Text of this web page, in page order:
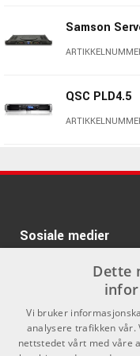
Innebygd delefilter
5,54kgDrawmer DA6
Darkglass
Samson
QSC PLD4.5
5.0
PEAVEY PVi-
BELLARI
Preamp
Sosiale medier
Dette
Vi bruker
analysere trafikken vår.
nettstedet vårt med våre